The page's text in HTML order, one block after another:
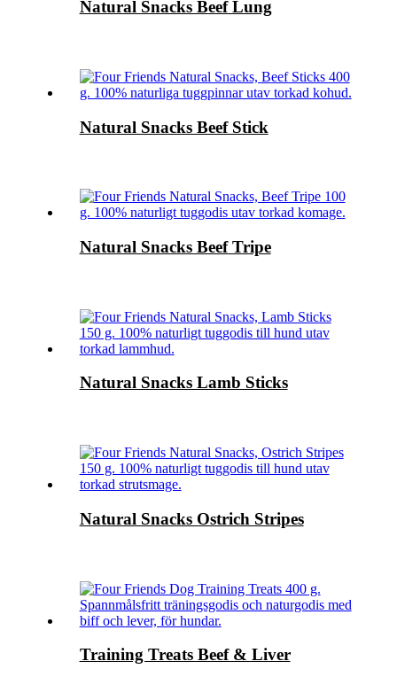
Natural Snacks Beef Lung
Natural Snacks Beef Stick
Natural Snacks Beef Tripe
Natural Snacks Lamb Sticks
Natural Snacks Ostrich Stripes
Training Treats Beef & Liver